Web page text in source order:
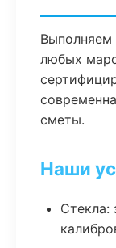
Выполняем
любых
сметы.
Наши
Стекла: